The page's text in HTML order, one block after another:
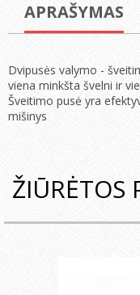
APRAŠYMAS
Dvipusės valymo -
viena minkšta švelni ir
Šveitimo pusė yra
mišinys
ŽIŪRĖTOS